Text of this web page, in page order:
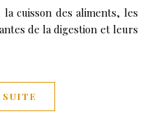
de la digestion et leurs